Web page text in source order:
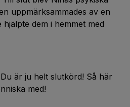
uppmärksammades av en
dem i hemmet med
är ju helt slutkörd! Så här
med!